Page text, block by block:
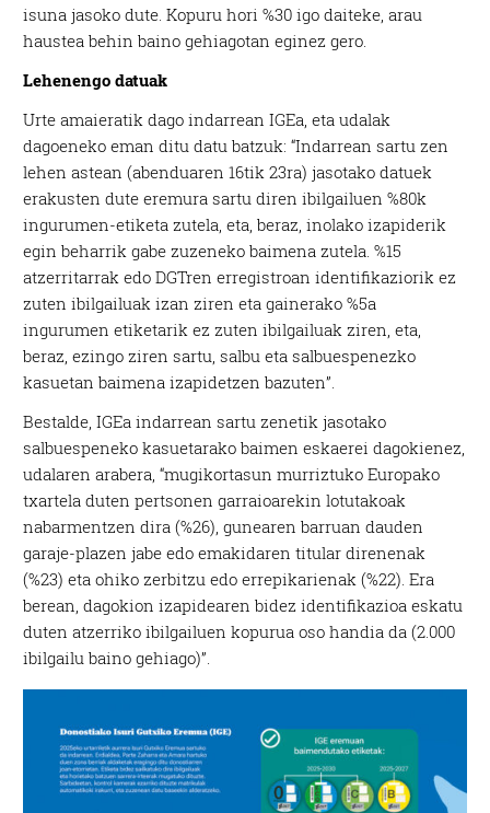
isuna jasoko dute. Kopuru hori %30 igo daiteke, arau
haustea behin baino gehiagotan eginez gero.
Lehenengo datuak
Urte amaieratik dago indarrean IGEa, eta udalak
dagoeneko eman ditu datu batzuk: “Indarrean sartu zen
lehen astean (abenduaren 16tik 23ra) jasotako datuek
erakusten dute eremura sartu diren ibilgailuen %80k
ingurumen-etiketa zutela, eta, beraz, inolako izapiderik
egin beharrik gabe zuzeneko baimena zutela. %15
atzerritarrak edo DGTren erregistroan identifikaziorik ez
zuten ibilgailuak izan ziren eta gainerako %5a
ingurumen etiketarik ez zuten ibilgailuak ziren, eta,
beraz, ezingo ziren sartu, salbu eta salbuespenezko
kasuetan baimena izapidetzen bazuten”.
Bestalde, IGEa indarrean sartu zenetik jasotako
salbuespeneko kasuetarako baimen eskaerei dagokienez,
udalaren arabera, “mugikortasun murriztuko Europako
txartela duten pertsonen garraioarekin lotutakoak
nabarmentzen dira (%26), gunearen barruan dauden
garaje-plazen jabe edo emakidaren titular direnenak
(%23) eta ohiko zerbitzu edo errepikarienak (%22). Era
berean, dagokion izapidearen bidez identifikazioa eskatu
duten atzerriko ibilgailuen kopurua oso handia da (2.000
ibilgailu baino gehiago)”.